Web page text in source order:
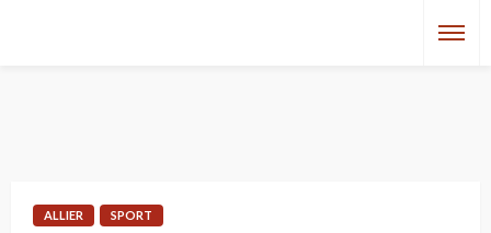
ALLIER SPORT